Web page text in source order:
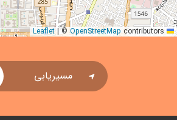
|© OpenStreetMapcontributors
مسیریابی